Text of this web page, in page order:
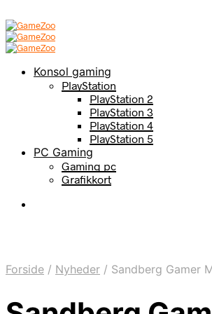
Konsol gaming
PlayStation
PlayStation 2
PlayStation 3
PlayStation 4
PlayStation 5
PC Gaming
Gaming pc
Grafikkort
Forside / Nyheder / Sandberg Gamer